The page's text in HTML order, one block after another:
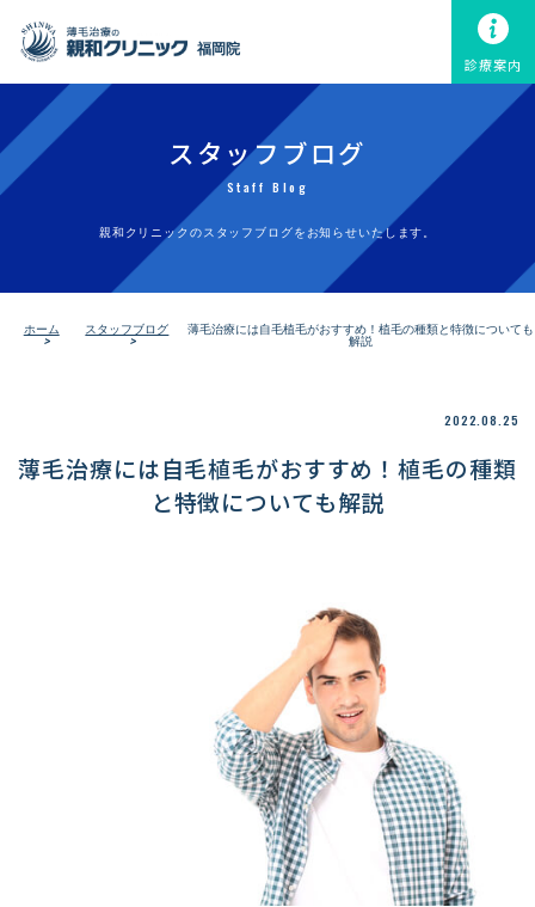
福岡院
診療案内
スタッフブログ
Staff Blog
親和クリニックのスタッフブログをお知らせいたします。
ホーム スタッフブログ 薄毛治療には自毛植毛がおすすめ！植毛の種類と特徴についても
解説
2022.08.25
薄毛治療には自毛植毛がおすすめ！植毛の種類
と特徴についても解説